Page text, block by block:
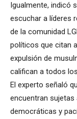
Igualmente, indicó
escuchar a líderes
de la comunidad
políticos que citan
expulsión de
califican a todos
El experto señaló
encuentran
democráticas y